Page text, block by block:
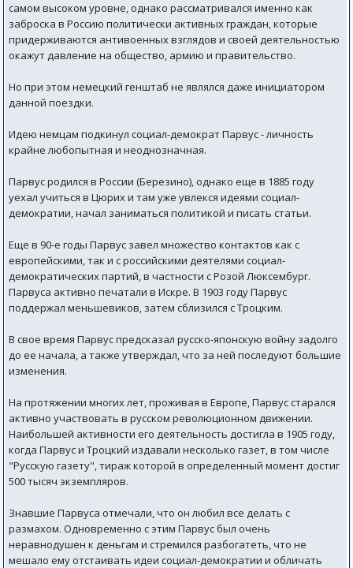
самом высоком уровне, однако рассматривался именно как
заброска в Россию политически активных граждан, которые
придерживаются антивоенных взглядов и своей деятельностью
окажут давление на общество, армию и правительство.
Но при этом немецкий генштаб не являлся даже инициатором
данной поездки.
Идею немцам подкинул социал-демократ Парвус - личность
крайне любопытная и неоднозначная.
Парвус родился в России (Березино), однако еще в 1885 году
уехал учиться в Цюрих и там уже увлекся идеями социал-
демократии, начал заниматься политикой и писать статьи.
Еще в 90-е годы Парвус завел множество контактов как с
европейскими, так и с российскими деятелями социал-
демократических партий, в частности с Розой Люксембург.
Парвуса активно печатали в Искре. В 1903 году Парвус
поддержал меньшевиков, затем сблизился с Троцким.
В свое время Парвус предсказал русско-японскую войну задолго
до ее начала, а также утверждал, что за ней последуют большие
изменения.
На протяжении многих лет, проживая в Европе, Парвус старался
активно участвовать в русском революционном движении.
Наибольшей активности его деятельность достигла в 1905 году,
когда Парвус и Троцкий издавали несколько газет, в том числе
"Русскую газету", тираж которой в определенный момент достиг
500 тысяч экземпляров.
Знавшие Парвуса отмечали, что он любил все делать с
размахом. Одновременно с этим Парвус был очень
неравнодушен к деньгам и стремился разбогатеть, что не
мешало ему отстаивать идеи социал-демократии и обличать